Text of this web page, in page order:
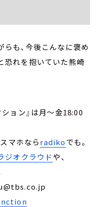
も、今後こんなに褒め
恐れを抱いていた熊崎
ョン』は月～金18:00
マホならradikoでも。
ジオクラウドや、